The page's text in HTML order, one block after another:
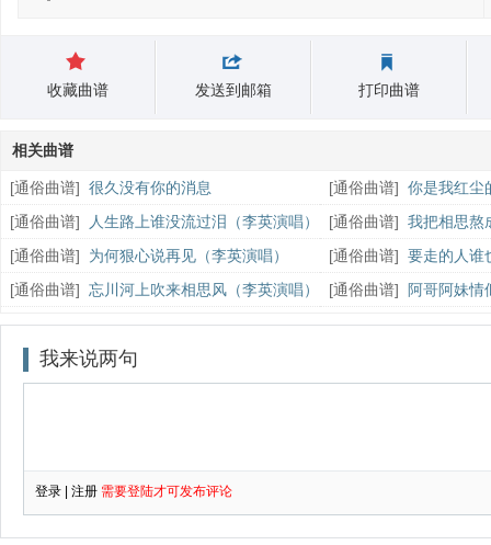
收藏曲谱 发送到邮箱 打印曲谱
相关曲谱
[通俗曲谱] 很久没有你的消息 [通俗曲谱] 你是我红尘
版）
[通俗曲谱] 人生路上谁没流过泪（李英演唱） [通俗曲谱] 我把相思熬
[通俗曲谱] 为何狠心说再见（李英演唱） [通俗曲谱] 要走的人谁
[通俗曲谱] 忘川河上吹来相思风（李英演唱） [通俗曲谱] 阿哥阿妹情